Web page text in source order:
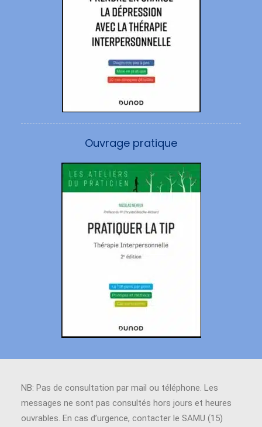
Ouvrage pratique
NB: Pas de consultation par mail ou téléphone. Les
messages ne sont pas consultés hors jours et heures
ouvrables. En cas d’urgence, contacter le SAMU (15)